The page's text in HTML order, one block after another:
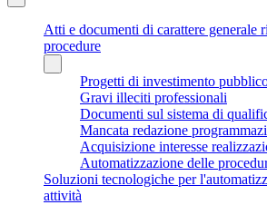
Atti e documenti di carattere generale
procedure
Progetti di investimento
Gravi illeciti professionali
Documenti sul sistema di
Mancata redazione
Acquisizione interesse
Automatizzazione delle
Soluzioni tecnologiche per
attività